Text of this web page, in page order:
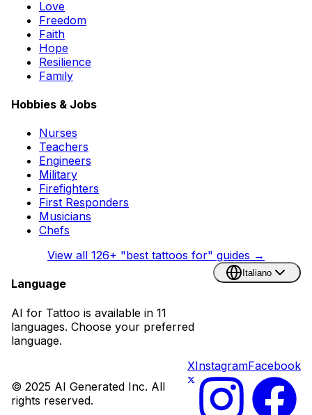
Love
Freedom
Faith
Hope
Resilience
Family
Hobbies & Jobs
Nurses
Teachers
Engineers
Military
Firefighters
First Responders
Musicians
Chefs
View all 126+ "best tattoos for" guides →
Language
AI for Tattoo is available in 11
languages. Choose your preferred
language.
Italiano
© 2025 AI Generated Inc. All
rights reserved.
XInstagramFacebook